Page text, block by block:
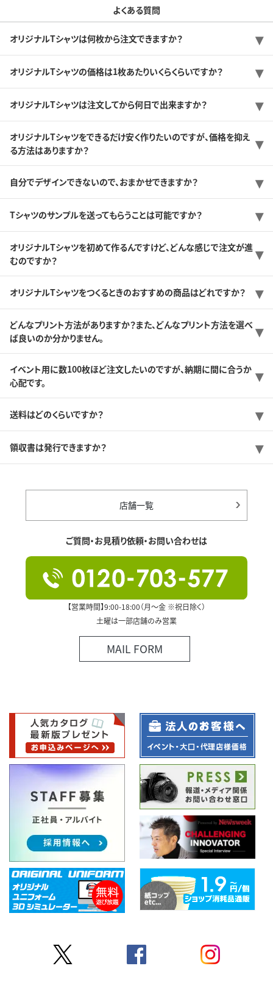
よくある質問
オリジナルTシャツは何枚から注文できますか？
オリジナルTシャツの価格は1枚あたりいくらくらいですか？
オリジナルTシャツは注文してから何日で出来ますか？
オリジナルTシャツをできるだけ安く作りたいのですが、価格を抑え
る方法はありますか？
自分でデザインできないので、おまかせできますか？
Tシャツのサンプルを送ってもらうことは可能ですか？
オリジナルTシャツを初めて作るんですけど、どんな感じで注文が進
むのですか？
オリジナルTシャツをつくるときのおすすめの商品はどれですか？
どんなプリント方法がありますか？また、どんなプリント方法を選べ
ば良いのか分かりません。
イベント用に数100枚ほど注文したいのですが、納期に間に合うか
心配です。
送料はどのくらいですか？
領収書は発行できますか？
店舗一覧
ご質問・お見積り依頼・お問い合わせは
【営業時間】9:00-18:00（月～金 ※祝日除く）
土曜は一部店舗のみ営業
MAIL FORM